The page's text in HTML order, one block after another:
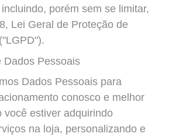
porém sem se limitar,
Lei Geral de Proteção de
Dados Pessoais
Dados Pessoais para
conosco e melhor
você estiver adquirindo
na loja, personalizando e